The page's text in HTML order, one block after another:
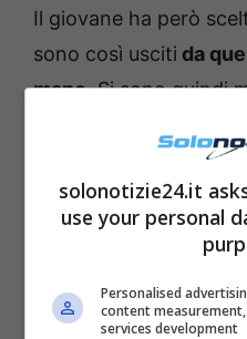
Il giovane ha però
sono così usciti da
mano. Si sono quindi
social, e i fans hanno
sviluppo della loro
solonotizie24.it
use your personal
Personalised
content
services development